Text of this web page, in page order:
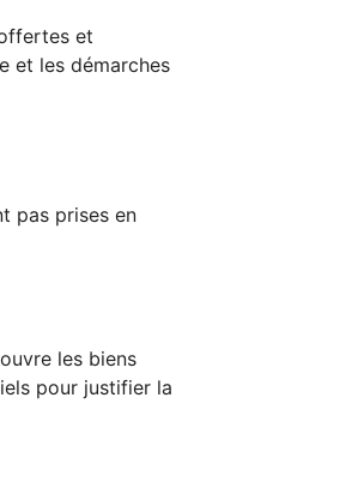
et
et les démarches
pas prises en
les biens
pour justifier la